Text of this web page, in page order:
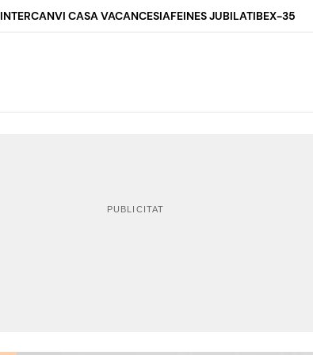
INTERCANVI CASA VACANCESIAFEINES JUBILATIBEX-35